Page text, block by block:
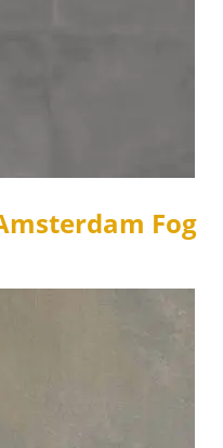
Fog